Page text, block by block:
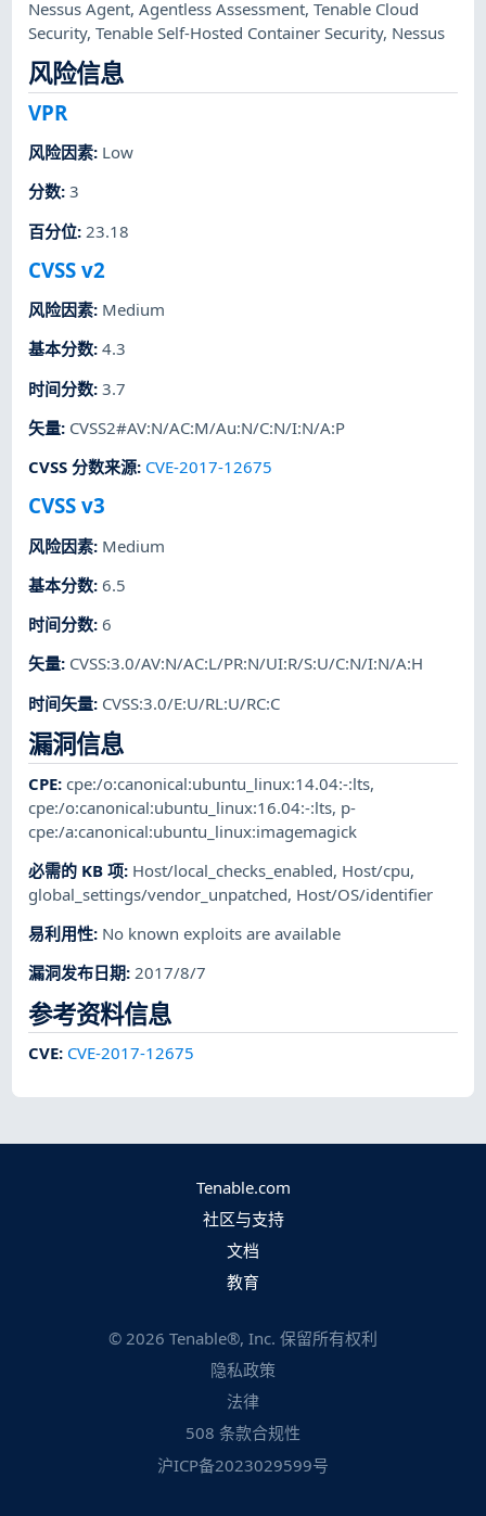
Nessus Agent,Agentless Assessment,Tenable Cloud
Security,Tenable Self-Hosted Container Security, Nessus
风险信息
VPR
风险因素: Low
分数:3
百分位: 23.18
CVSS v2
风险因素: Medium
基本分数:4.3
时间分数:3.7
矢量: CVSS2#AV:N/AC:M/Au:N/C:N/I:N/A:P
CVSS 分数来源: CVE-2017-12675
CVSS v3
风险因素: Medium
基本分数:6.5
时间分数:6
矢量: CVSS:3.0/AV:N/AC:L/PR:N/UI:R/S:U/C:N/I:N/A:H
时间矢量: CVSS:3.0/E:U/RL:U/RC:C
漏洞信息
CPE:cpe:/o:canonical:ubuntu_linux:14.04:-:lts,
cpe:/o:canonical:ubuntu_linux:16.04:-:lts, p-
cpe:/a:canonical:ubuntu_linux:imagemagick
必需的 KB 项: Host/local_checks_enabled, Host/cpu,
global_settings/vendor_unpatched, Host/OS/identifier
易利用性: No known exploits are available
漏洞发布日期:2017/8/7
参考资料信息
CVE: CVE-2017-12675
Tenable.com
社区与支持
文档
教育
© 2026 Tenable®, Inc. 保留所有权利
隐私政策
法律
508 条款合规性
沪ICP备2023029599号